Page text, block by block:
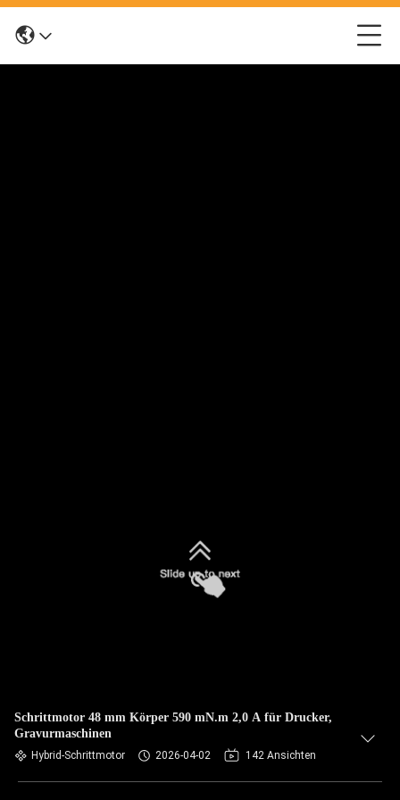
Schrittmotor 48 mm Körper 590 mN.m 2,0 A für Drucker,
Gravurmaschinen
Hybrid-Schrittmotor 2026-04-02 142 Ansichten